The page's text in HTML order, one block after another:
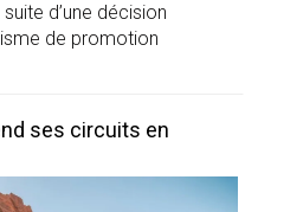
d’une décision
de promotion
ses circuits en